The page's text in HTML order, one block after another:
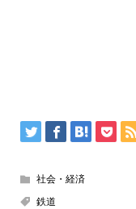
社会・経済
鉄道